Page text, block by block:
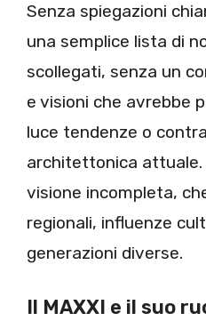
Senza spiegazioni
una semplice lista di
scollegati, senza un
e visioni che avrebbe
luce tendenze o
architettonica attuale.
visione incompleta,
regionali, influenze
generazioni diverse.
Il MAXXI e il suo